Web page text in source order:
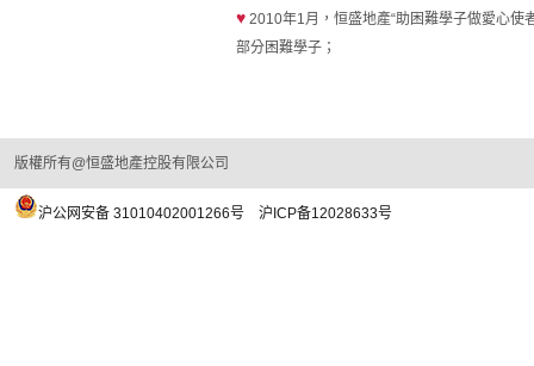
♥ 2010年1月，恒盛地產“助困難學子做愛心使
部分困難學子；
版權所有@恒盛地產控股有限公司
沪公网安备 31010402001266号 沪ICP备12028633号